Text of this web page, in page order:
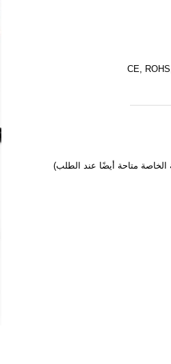
CE,
الخاصة متاحة أيضًا عند الطلب)